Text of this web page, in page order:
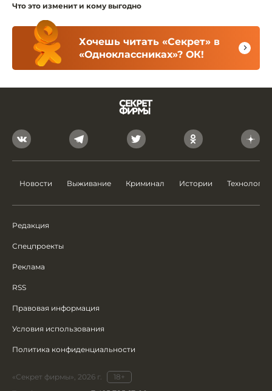
Что это изменит и кому выгодно
Хочешь читать «Секрет» в
«Одноклассниках»? ОК!
Новости Выживание Криминал Истории Технологии
Редакция
Спецпроекты
Реклама
RSS
Правовая информация
Условия использования
Политика конфиденциальности
«Секрет фирмы», 2026 г.
18+